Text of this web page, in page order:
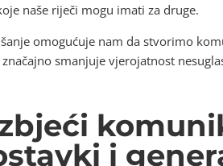
naše riječi mogu imati za druge.
omogućuje nam da stvorimo
smanjuje vjerojatnost
i